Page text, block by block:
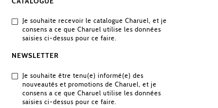
Je souhaite recevoir le catalogue Charuel, et je
consens a ce que Charuel utilise les données
saisies ci-dessus pour ce faire.
NEWSLETTER
Je souhaite être tenu(e) informé(e) des
nouveautés et promotions de Charuel, et je
consens a ce que Charuel utilise les données
saisies ci-dessus pour ce faire.